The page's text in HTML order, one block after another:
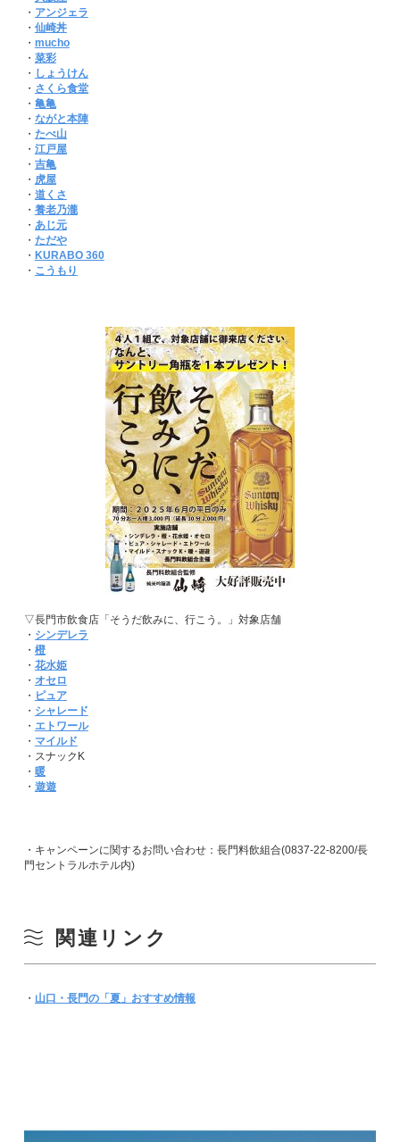
・ アンジェラ
・ 仙崎丼
・ mucho
・ 菜彩
・ しょうけん
・ さくら食堂
・ 亀亀
・ ながと本陣
・ たべ山
・ 江戸屋
・ 吉亀
・ 虎屋
・ 道くさ
・ 養老乃瀧
・ あじ元
・ ただや
・ KURABO 360
・ こうもり
▽長門市飲食店「そうだ飲みに、行こう。」対象店舗
・ シンデレラ
・ 橙
・ 花水姫
・ オセロ
・ ピュア
・ シャレード
・ エトワール
・ マイルド
・スナックK
・ 暖
・ 遊遊
・キャンペーンに関するお問い合わせ：長門料飲組合(0837-22-8200/長
門セントラルホテル内)
関連リンク
・ 山口・長門の「夏」おすすめ情報